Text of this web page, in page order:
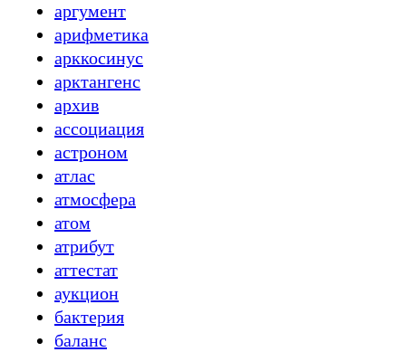
аргумент
арифметика
арккосинус
арктангенс
архив
ассоциация
астроном
атлас
атмосфера
атом
атрибут
аттестат
аукцион
бактерия
баланс